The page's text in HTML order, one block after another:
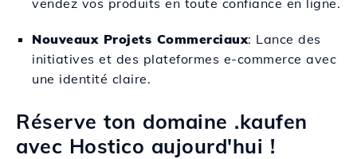
vendez vos produits en toute confiance en ligne.
Nouveaux Projets Commerciaux: Lance des
initiatives et des plateformes e-commerce avec
une identité claire.
Réserve ton domaine .kaufen
avec Hostico aujourd'hui !